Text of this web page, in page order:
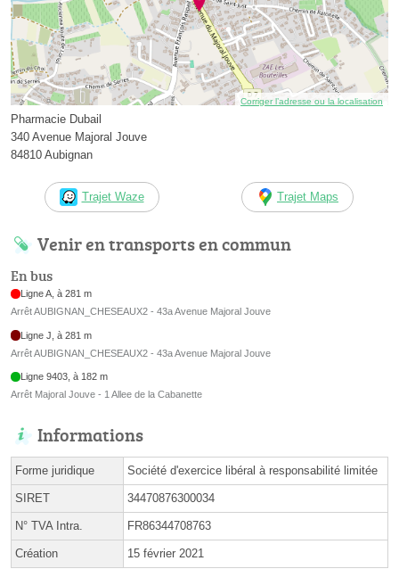
Corriger l’adresse ou la localisation
Pharmacie Dubail
340 Avenue Majoral Jouve
84810 Aubignan
Trajet Waze Trajet Maps
Venir en transports en commun
En bus
Ligne A, à 281 m
Arrêt AUBIGNAN_CHESEAUX2 - 43a Avenue Majoral Jouve
Ligne J, à 281 m
Arrêt AUBIGNAN_CHESEAUX2 - 43a Avenue Majoral Jouve
Ligne 9403, à 182 m
Arrêt Majoral Jouve - 1 Allee de la Cabanette
Informations
Forme juridique Société d'exercice libéral à responsabilité limitée
SIRET 34470876300034
N° TVA Intra. FR86344708763
Création 15 février 2021